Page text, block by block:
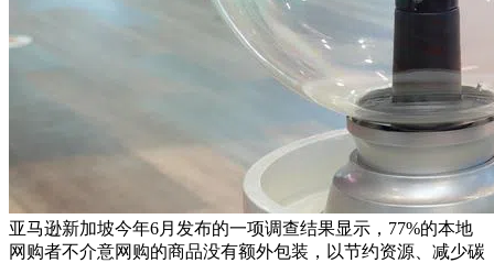
亚马逊新加坡今年6月发布的一项调查结果显示，77%的本地
网购者不介意网购的商品没有额外包装，以节约资源、减少碳